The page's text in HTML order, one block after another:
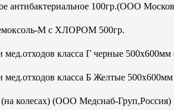
антибактериальное 100гр.(ООО
М с ХЛОРОМ 500гр.
класса Г черные
мед.отходов класса Б Желтые
колесах) (ООО Медснаб-Груп,Россия)